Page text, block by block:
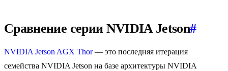
Сравнение серии NVIDIA Jetson#
NVIDIA Jetson AGX Thor— это последняя итерация
семейства NVIDIA Jetson на базе архитектуры NVIDIA